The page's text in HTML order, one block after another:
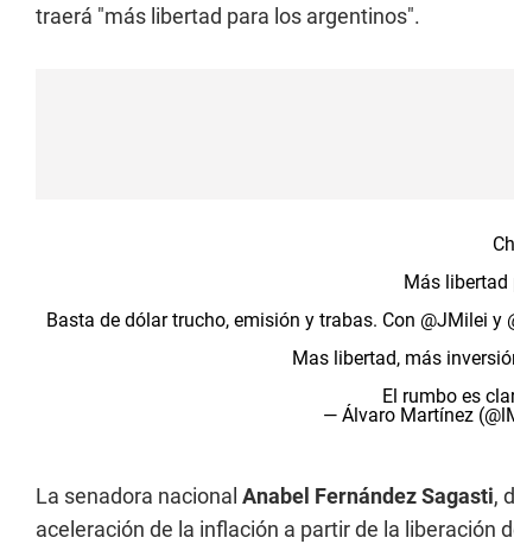
traerá "más libertad para los argentinos".
Más libertad
Basta de dólar trucho, emisión y trabas. Con @JMilei y
Mas libertad, más
El rumbo es
— Álvaro Martínez
La senadora nacional Anabel Fernández Sagasti,
aceleración de la inflación a partir de la liberación